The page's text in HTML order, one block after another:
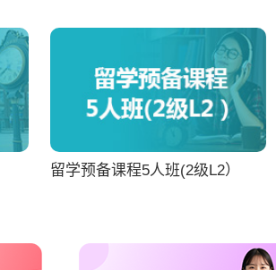
留学预备课程5人班(2级L2）